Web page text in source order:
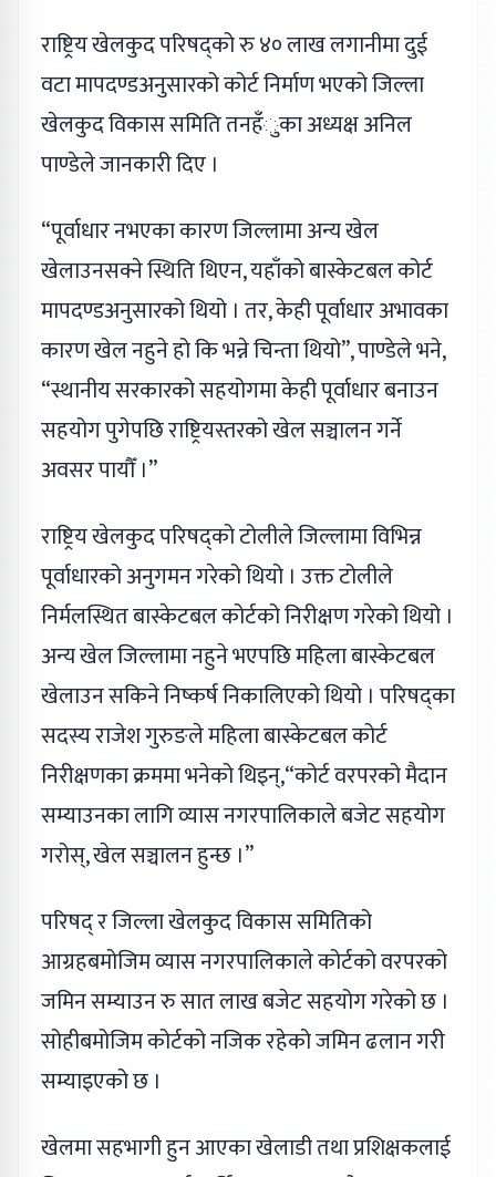
राष्ट्रिय खेलकुद परिषद्को रु ४० लाख लगानीमा दुई
वटा मापदण्डअनुसारको कोर्ट निर्माण भएको जिल्ला
खेलकुद विकास समिति तनहँुका अध्यक्ष अनिल
पाण्डेले जानकारी दिए ।
“पूर्वाधार नभएका कारण जिल्लामा अन्य खेल
खेलाउनसक्ने स्थिति थिएन, यहाँको बास्केटबल कोर्ट
मापदण्डअनुसारको थियो । तर, केही पूर्वाधार अभावका
कारण खेल नहुने हो कि भन्ने चिन्ता थियो”, पाण्डेले भने,
“स्थानीय सरकारको सहयोगमा केही पूर्वाधार बनाउन
सहयोग पुगेपछि राष्ट्रियस्तरको खेल सञ्चालन गर्ने
अवसर पायौँ ।”
राष्ट्रिय खेलकुद परिषद्को टोलीले जिल्लामा विभिन्न
पूर्वाधारको अनुगमन गरेको थियो । उक्त टोलीले
निर्मलस्थित बास्केटबल कोर्टको निरीक्षण गरेको थियो ।
अन्य खेल जिल्लामा नहुने भएपछि महिला बास्केटबल
खेलाउन सकिने निष्कर्ष निकालिएको थियो । परिषद्का
सदस्य राजेश गुरुङले महिला बास्केटबल कोर्ट
निरीक्षणका क्रममा भनेको थिइन्,“कोर्ट वरपरको मैदान
सम्याउनका लागि व्यास नगरपालिकाले बजेट सहयोग
गरोस्, खेल सञ्चालन हुन्छ ।”
परिषद् र जिल्ला खेलकुद विकास समितिको
आग्रहबमोजिम व्यास नगरपालिकाले कोर्टको वरपरको
जमिन सम्याउन रु सात लाख बजेट सहयोग गरेको छ ।
सोहीबमोजिम कोर्टको नजिक रहेको जमिन ढलान गरी
सम्याइएको छ ।
खेलमा सहभागी हुन आएका खेलाडी तथा प्रशिक्षकलाई